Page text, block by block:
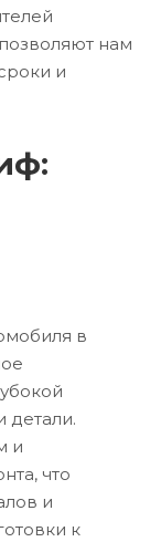
нам
и
в
детали.
и
что
и
к